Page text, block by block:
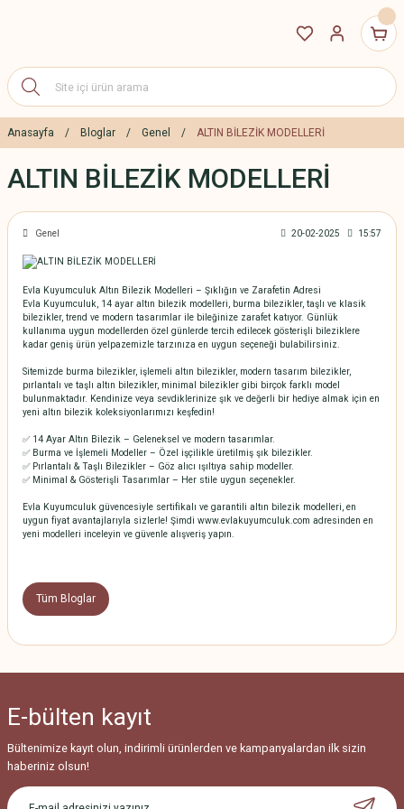
Anasayfa Bloglar Genel ALTIN BİLEZİK MODELLERİ
ALTIN BİLEZİK MODELLERİ
Genel 20-02-2025 15:57
Evla Kuyumculuk Altın Bilezik Modelleri – Şıklığın ve Zarafetin Adresi
Evla Kuyumculuk, 14 ayar altın bilezik modelleri, burma bilezikler, taşlı ve klasik
bilezikler, trend ve modern tasarımlar ile bileğinize zarafet katıyor. Günlük
kullanıma uygun modellerden özel günlerde tercih edilecek gösterişli bileziklere
kadar geniş ürün yelpazemizle tarzınıza en uygun seçeneği bulabilirsiniz.
Sitemizde burma bilezikler, işlemeli altın bilezikler, modern tasarım bilezikler,
pırlantalı ve taşlı altın bilezikler, minimal bilezikler gibi birçok farklı model
bulunmaktadır. Kendinize veya sevdiklerinize şık ve değerli bir hediye almak için en
yeni altın bilezik koleksiyonlarımızı keşfedin!
✅ 14 Ayar Altın Bilezik – Geleneksel ve modern tasarımlar.
✅ Burma ve İşlemeli Modeller – Özel işçilikle üretilmiş şık bilezikler.
✅ Pırlantalı & Taşlı Bilezikler – Göz alıcı ışıltıya sahip modeller.
✅ Minimal & Gösterişli Tasarımlar – Her stile uygun seçenekler.
Evla Kuyumculuk güvencesiyle sertifikalı ve garantili altın bilezik modelleri, en
uygun fiyat avantajlarıyla sizlerle! Şimdi www.evlakuyumculuk.com adresinden en
yeni modelleri inceleyin ve güvenle alışveriş yapın.
Tüm Bloglar
E-bülten kayıt
Bültenimize kayıt olun, indirimli ürünlerden ve kampanyalardan ilk sizin
haberiniz olsun!